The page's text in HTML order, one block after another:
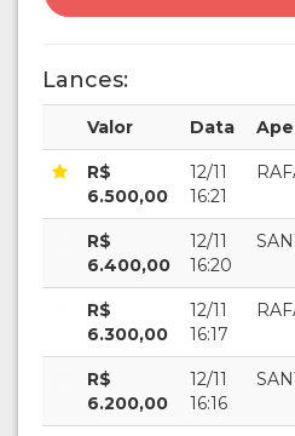
Lances:
Valor Data
R$
6.500,00
12/11
16:21
R$
6.400,00
12/11
16:20
R$
6.300,00
12/11
16:17
R$
6.200,00
12/11
16:16